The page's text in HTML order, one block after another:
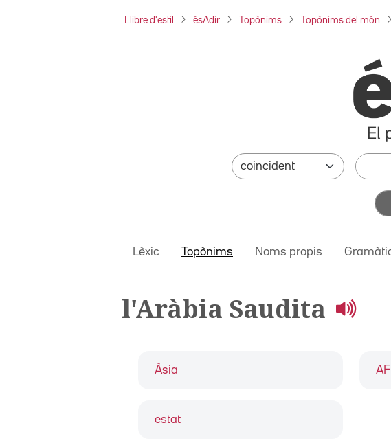
Llibre d'estil ésAdir Topònims Topònims del món
Lèxic Topònims Noms propis
l'Aràbia Saudita
Àsia
estat
AFI